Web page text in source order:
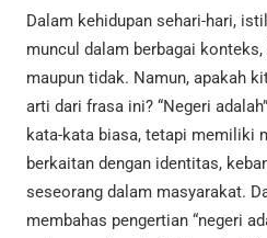
Dalam kehidupan sehari-hari,
muncul dalam berbagai
maupun tidak. Namun, apakah
arti dari frasa ini? “Negeri
kata-kata biasa, tetapi memiliki
berkaitan dengan identitas,
seseorang dalam masyarakat.
membahas pengertian “negeri